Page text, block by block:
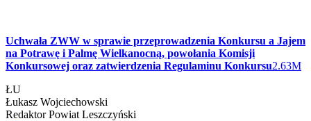
Uchwała ZWW w sprawie przeprowadzenia Konkursu a Jajem
na Potrawę i Palmę Wielkanocną, powołania Komisji
Konkursowej oraz zatwierdzenia Regulaminu Konkursu2.63M
ŁU
Łukasz Wojciechowski
RedaktorPowiat Leszczyński